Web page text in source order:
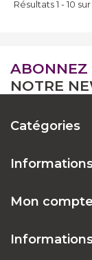
Résultats 1 - 10 sur
ABONNEZ
NOTRE
Catégories
Mon compte